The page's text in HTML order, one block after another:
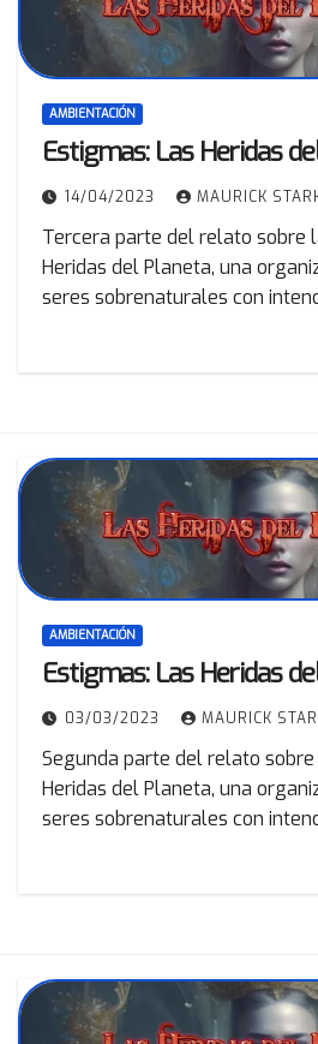
AMBIENTACIÓN
Estigmas: Las Heridas
14/04/2023 MAURICK
Tercera parte del relato sobre
Heridas del Planeta, una
seres sobrenaturales con
AMBIENTACIÓN
Estigmas: Las Heridas
03/03/2023 MAURICK
Segunda parte del relato
Heridas del Planeta, una
seres sobrenaturales con